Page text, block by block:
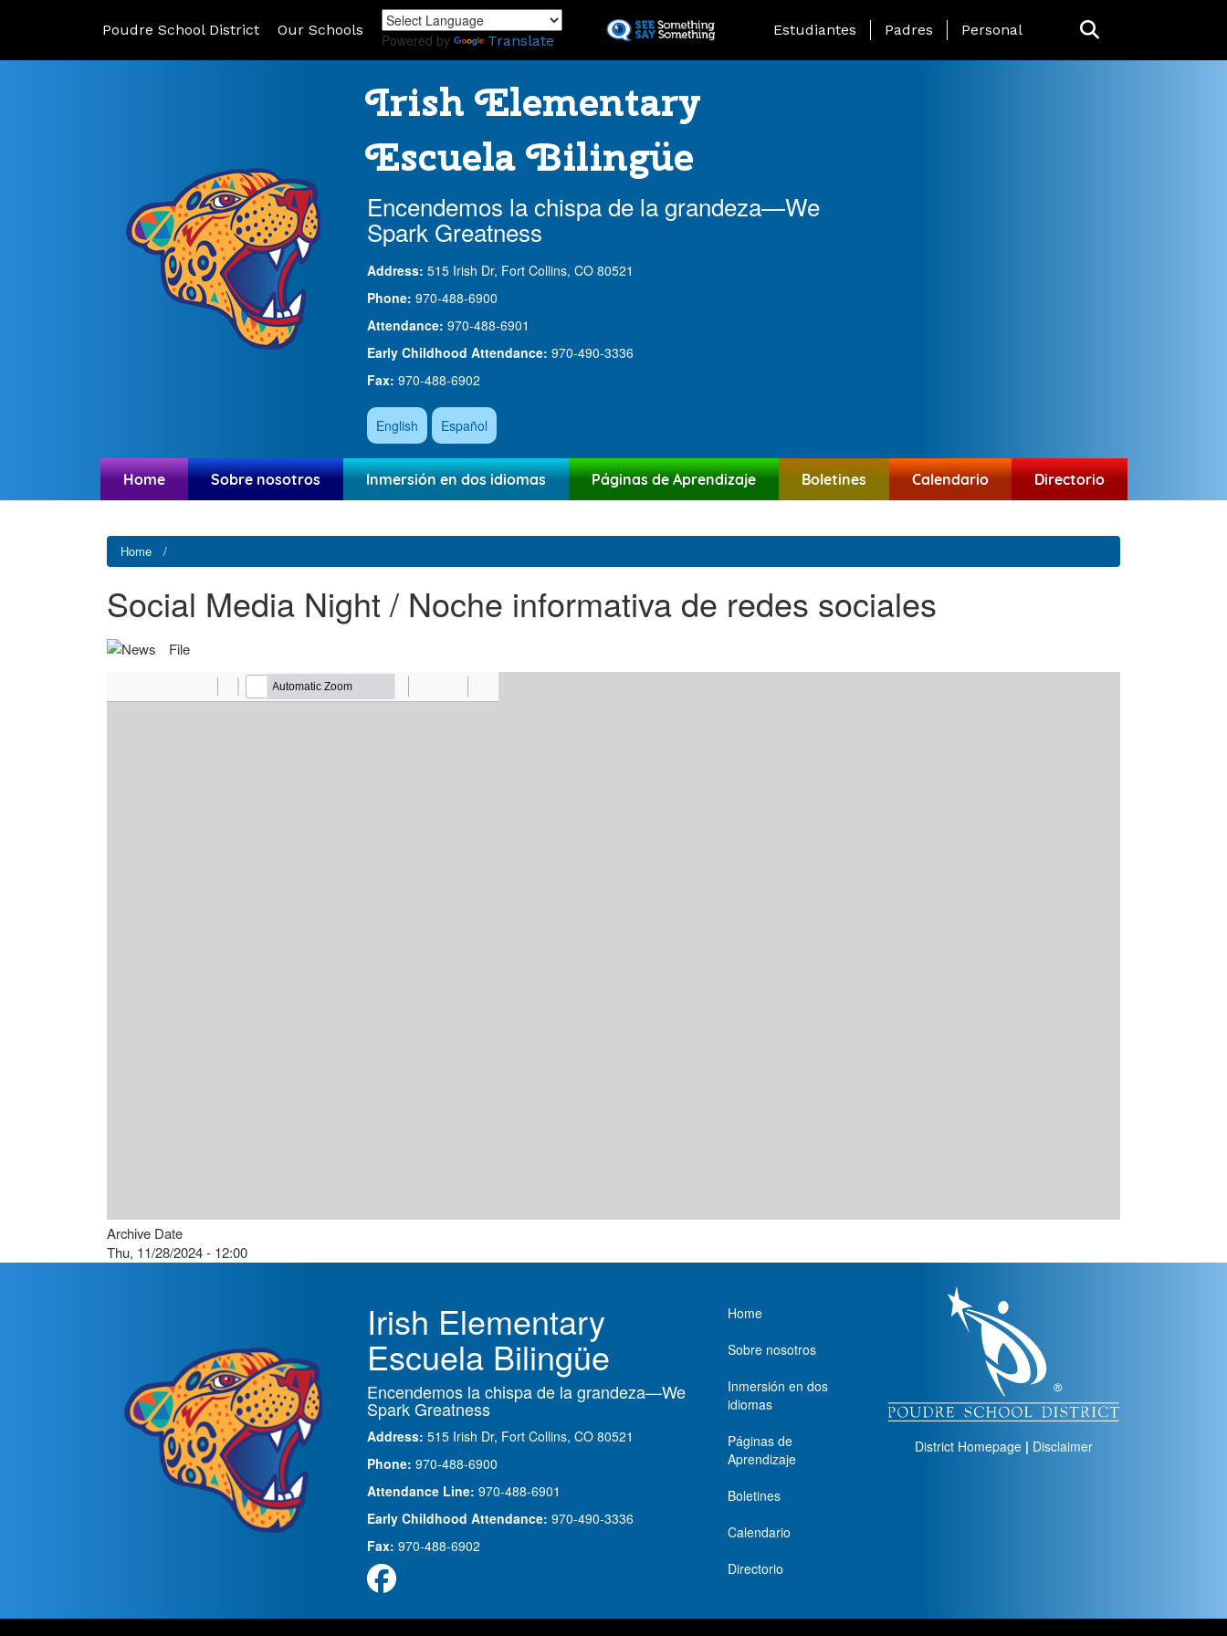
to
Poudre School District Our Schools
Powered by Translate
Landing Page Menu
Estudiantes Padres Personal
Irish Elementary
Escuela Bilingüe
Encendemos la chispa de la grandeza—We
Spark Greatness
Address: 515 Irish Dr, Fort Collins, CO 80521
Phone: 970-488-6900
Attendance: 970-488-6901
Early Childhood Attendance: 970-490-3336
Fax: 970-488-6902
English Español
Home Sobre nosotros Inmersión en dos idiomas Páginas de Aprendizaje Boletines Calendario Directorio
Home
Social Media Night / Noche informativa de redes sociales
File
Archive Date
Thu, 11/28/2024 - 12:00
Irish Elementary
Escuela Bilingüe
Encendemos la chispa de la grandeza—We
Spark Greatness
Address: 515 Irish Dr, Fort Collins, CO 80521
Phone: 970-488-6900
Attendance Line: 970-488-6901
Early Childhood Attendance: 970-490-3336
Fax: 970-488-6902
Main navigation
Home
Sobre nosotros
Inmersión en dos
idiomas
Páginas de
Aprendizaje
Boletines
Calendario
Directorio
District Homepage | Disclaimer